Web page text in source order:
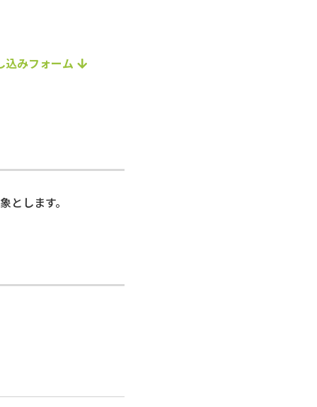
込みフォーム
します。